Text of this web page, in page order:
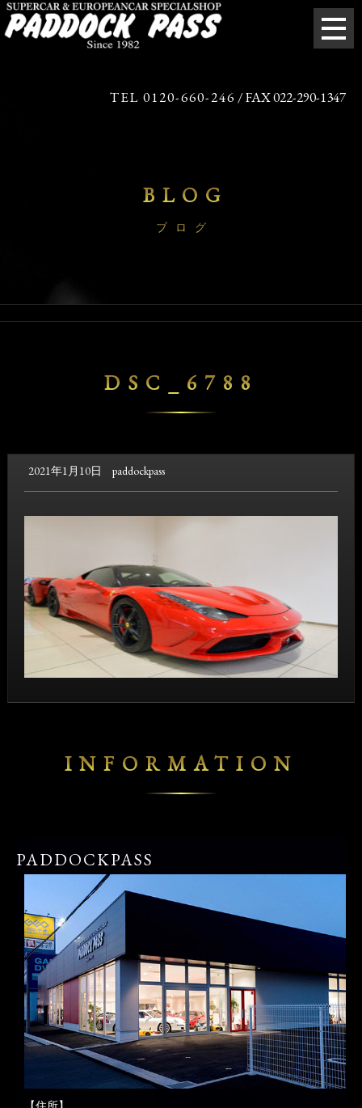
TEL 0120-660-246 / FAX 022-290-1347
BLOG
ブログ
DSC_6788
2021年1月10日 paddockpass
INFORMATION
PADDOCKPASS